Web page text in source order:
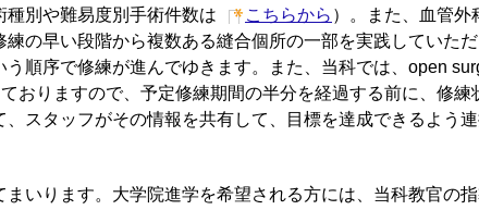
別や難易度別手術件数は
こちらから ）。また、血管外
の早い段階から複数ある縫合個所の一部を実践していた
順序で修練が進んでゆきます。また、当科では、open
おりますので、予定修練期間の半分を経過する前に、修
スタッフがその情報を共有して、目標を達成できるよう
いります。大学院進学を希望される方には、当科教官の